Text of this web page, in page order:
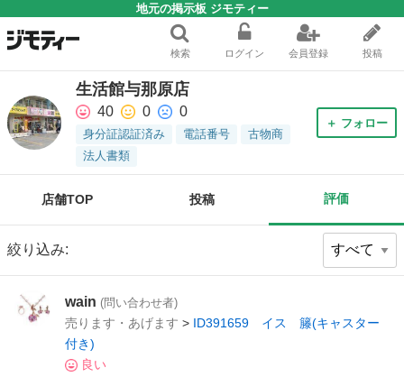
地元の掲示板 ジモティー
検索 ログイン 会員登録 投稿
生活館与那原店
40 0 0
身分証認証済み 電話番号
古物商
法人書類
＋ フォロー
店舗TOP 投稿 評価
絞り込み:
wain (問い合わせ者)
売ります・あげます > ID391659 イス 籐(キャスター
付き)
良い